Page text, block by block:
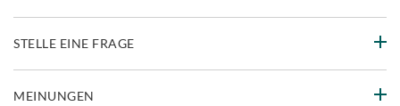
STELLE EINE FRAGE
MEINUNGEN